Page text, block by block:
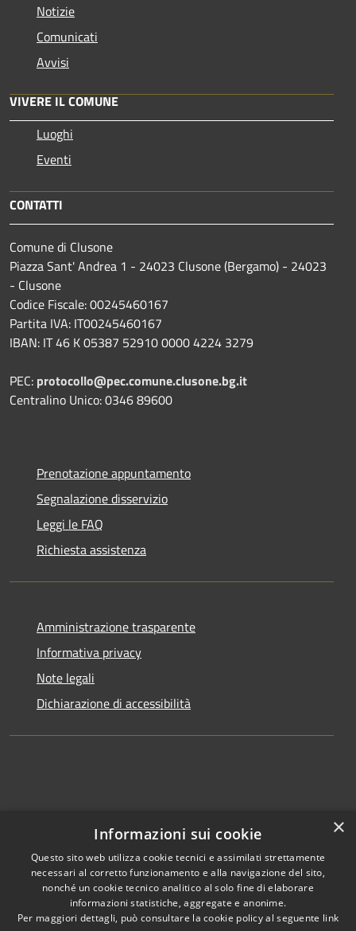
Notizie
Comunicati
Avvisi
VIVERE IL COMUNE
Luoghi
Eventi
CONTATTI
Comune di Clusone
Piazza Sant' Andrea 1 - 24023 Clusone (Bergamo) - 24023
- Clusone
Codice Fiscale: 00245460167
Partita IVA: IT00245460167
IBAN: IT 46 K 05387 52910 0000 4224 3279
PEC: protocollo@pec.comune.clusone.bg.it
Centralino Unico: 0346 89600
Prenotazione appuntamento
Segnalazione disservizio
Leggi le FAQ
Richiesta assistenza
Amministrazione trasparente
Informativa privacy
Note legali
Dichiarazione di accessibilità
RSS
Copyright © 2026 • Comune di
×
Informazioni sui cookie
Questo sito web utilizza cookie tecnici e assimilati strettamente
necessari al corretto funzionamento e alla navigazione del sito,
nonché un cookie tecnico analitico al solo fine di elaborare
informazioni statistiche, aggregate e anonime.
Per maggiori dettagli, può consultare la cookie policy al seguente link